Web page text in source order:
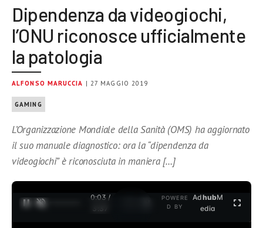
Dipendenza da videogiochi,
l’ONU riconosce ufficialmente
la patologia
ALFONSO MARUCCIA | 27 MAGGIO 2019
GAMING
L’Organizzazione Mondiale della Sanità (OMS) ha aggiornato
il suo manuale diagnostico: ora la “dipendenza da
videogiochi” è riconosciuta in maniera […]
0:04 /
3:37
POWERE
D BY
AdhubM
edia